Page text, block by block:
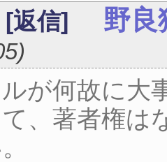
[返信] 野良
)
が何故に大
、著者権は